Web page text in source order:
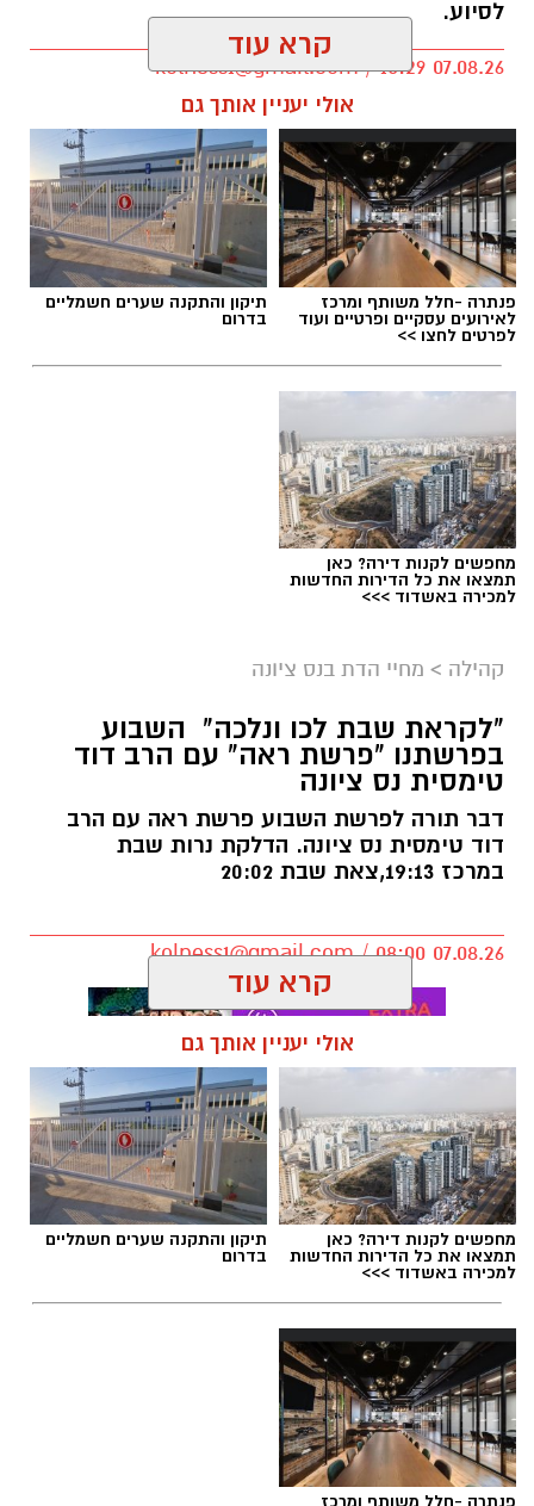
לסיוע.
kolness1@gmail.com / 10:29 07.08.26
תגים:סמ"ר טל מלכה ז"ל
ארכיון
נתינה מתוך זיכרון: מיזם "טל של נתינה" לזכרו
של טל מלכה ז"ל חוזר בנס ציונה
טל מלכה, איש מערכת הביטחון נהרג
יבנה. כשהיה בן חמש עברה המשפחה לנס ציונה.
ועמית.
הנצחה מתוך עשייה וחסד
מיזם "טל של נתינה" מתקיים גם השנה כחלק
ממסורת שמטרתה לתרגם את הכאב לעשייה
חברתית ולנתינה. משפחתו של טל בחרה להנציח
את זכרו בדרך שהייתה מזוהה עמו – אהבת האדם
וסיוע לקהילה, תוך הדגשת ערכי הערבות ההדדית
והמשכיות דרכו.
מפגש אריזה וטקס זיכרון 03/09/2026 בבית
הפנאי בנס ציונה
השעות 17:00 ל-20:00 בבית הפנאי בנס ציונה.
השיתוף בין עיריית נס ציונה, החברה לתרבות ופנאי
קרא עוד
אולי יעניין אותך גם
פנתרה -חלל משותף ומרכז
לאירועים עסקיים ופרטיים ועוד
לפרטים לחצו >>
תיקון והתקנה שערים חשמליים
בדרום
מחפשים לקנות דירה? כאן
תמצאו את כל הדירות החדשות
למכירה באשדוד >>>
קהילה > מחיי הדת בנס ציונה
"לקראת שבת לכו ונלכה" השבוע
בפרשתנו "פרשת ראה" עם הרב דוד
טימסית נס ציונה
דבר תורה לפרשת השבוע פרשת ראה עם הרב
דוד טימסית נס ציונה. הדלקת נרות שבת
במרכז 19:13,צאת שבת 20:02
kolness1@gmail.com / 08:00 07.08.26
תגים:הרב דוד טימסית נס ציונה
קרא עוד
אולי יעניין אותך גם
מחפשים לקנות דירה? כאן
תמצאו את כל הדירות החדשות
למכירה באשדוד >>>
תיקון והתקנה שערים חשמליים
בדרום
פנתרה -חלל משותף ומרכז